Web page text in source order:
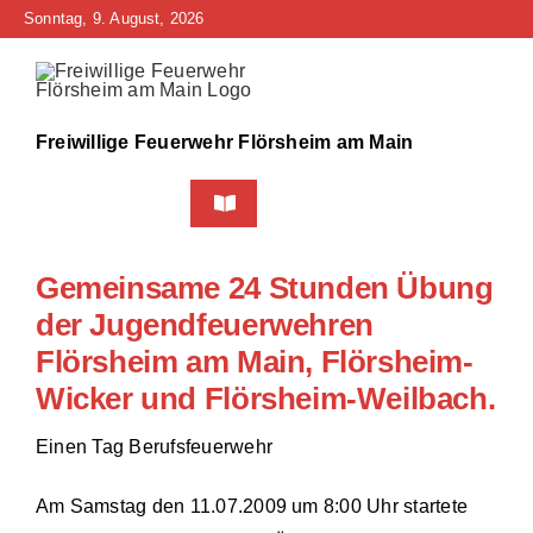
Zum
springen
Sonntag, 9. August, 2026
Freiwillige Feuerwehr Flörsheim am Main
Toggle
Navigation
Neuigkeiten
Bürgerinfo
Über uns
Gemeinsame 24 Stunden Übung
der Jugendfeuerwehren
Flörsheim am Main, Flörsheim-
Wicker und Flörsheim-Weilbach.
Einen Tag Berufsfeuerwehr
Am Samstag den 11.07.2009 um 8:00 Uhr startete